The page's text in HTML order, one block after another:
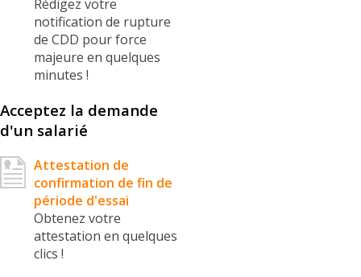
Rédigez votre
notification de rupture
de CDD pour force
majeure en quelques
minutes !
Acceptez la demande
d'un salarié
Attestation de
confirmation de fin de
période d'essai
Obtenez votre
attestation en quelques
clics !